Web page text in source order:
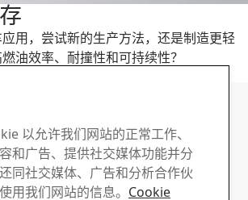
用，尝试新的生产方法，还是制造更轻
油效率、耐撞性和可持续性？
问题或疑问 , 请
系
以允许我们网站的正常工作、
和广告、提供社交媒体功能并分
同社交媒体、广告和分析合作伙
用我们网站的信息。 Cookie